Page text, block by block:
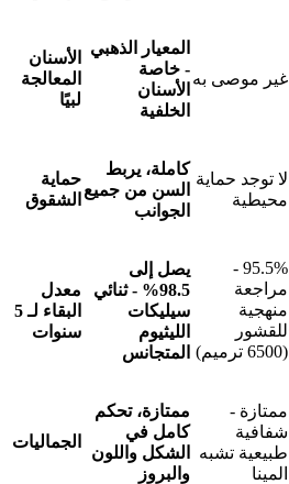
الأسنان
المعالجة
لبيًا
المعيار الذهبي
- خاصة
الأسنان
الخلفية
غير موصى به
حماية
الشقوق
كاملة، يربط
السن من جميع
الجوانب
لا توجد حماية
محيطية
معدل
البقاء لـ 5
سنوات
يصل إلى
98.5% - ثنائي
سيليكات
الليثيوم
المتجانس
95.5% -
مراجعة
منهجية
للقشور
(6500 ترميم)
الجماليات
ممتازة، تحكم
كامل في
الشكل واللون
والبروز
ممتازة -
شفافية
طبيعية تشبه
المينا